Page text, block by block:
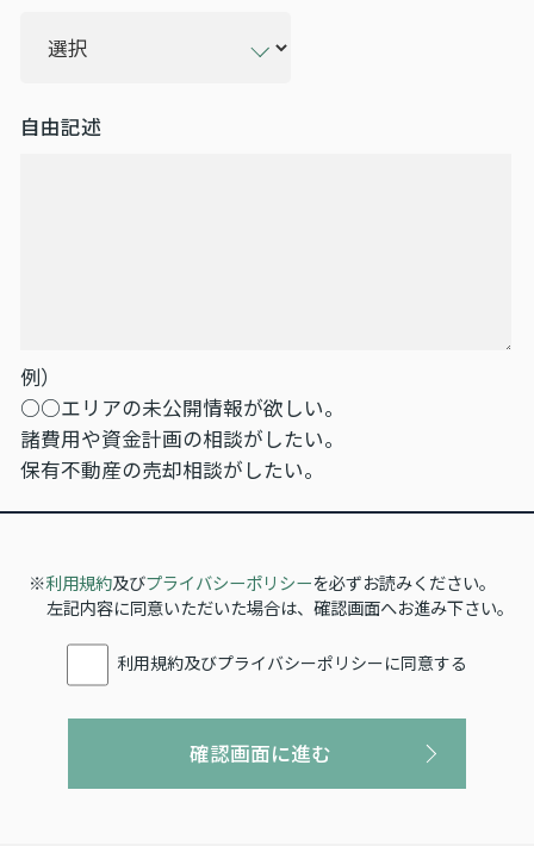
自由記述
例）
○○エリアの未公開情報が欲しい。
諸費用や資金計画の相談がしたい。
保有不動産の売却相談がしたい。
※利用規約及びプライバシーポリシーを必ずお読みください。
左記内容に同意いただいた場合は、確認画面へお進み下さい。
利用規約及びプライバシーポリシーに同意する
確認画面に進む